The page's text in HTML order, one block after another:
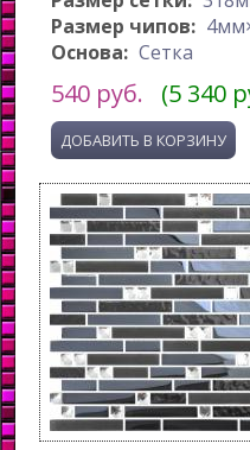
Размер чипов:
Основа: Сетка
540 руб. (5 340